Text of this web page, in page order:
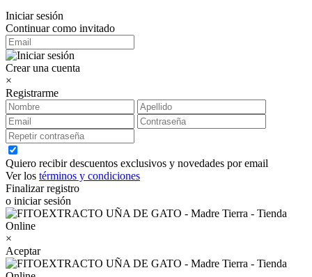
Iniciar sesión
Continuar como invitado
Crear una cuenta
×
Registrarme
Quiero recibir descuentos exclusivos y novedades por email
Ver los términos y condiciones
Finalizar registro
o iniciar sesión
×
Aceptar